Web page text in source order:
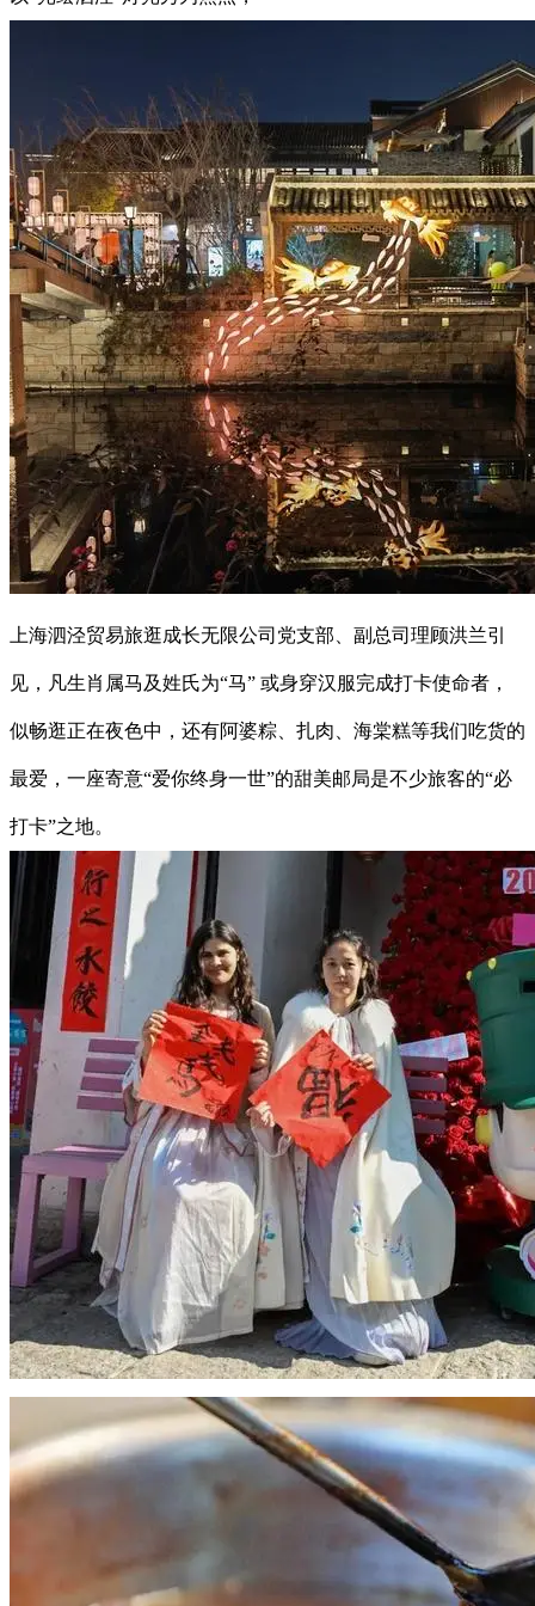
上海泗泾贸易旅逛成长无限公司党支部、副总司理顾洪兰引
见，凡生肖属马及姓氏为“马” 或身穿汉服完成打卡使命者，
似畅逛正在夜色中，还有阿婆粽、扎肉、海棠糕等我们吃货的
最爱，一座寄意“爱你终身一世”的甜美邮局是不少旅客的“必
打卡”之地。